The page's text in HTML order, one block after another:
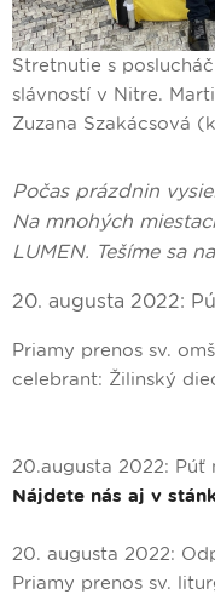
Stretnutie s
slávností v Nitre.
Zuzana Szakácsová
Počas prázdnin
Na mnohých
LUMEN. Tešíme sa
20. augusta 2022:
Priamy prenos sv.
celebrant: Žilinský
20.augusta 2022: Púť
Nájdete nás aj v
20. augusta 2022:
Priamy prenos sv.